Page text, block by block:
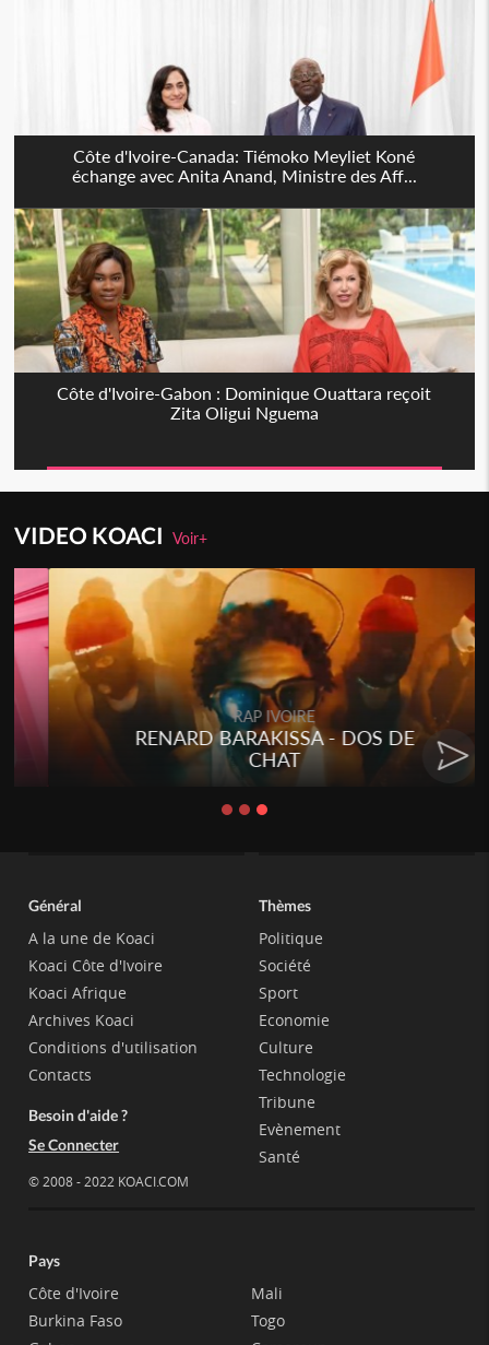
Côte d'Ivoire-Canada: Tiémoko Meyliet Koné
échange avec Anita Anand, Ministre des Aff...
Côte d'Ivoire-Gabon : Dominique Ouattara reçoit
Zita Oligui Nguema
VIDEO KOACIVoir+
RAP IVOIRE
RENARD BARAKISSA - DOS DE
CHAT
Général
A la une de Koaci
Koaci Côte d'Ivoire
Koaci Afrique
Archives Koaci
Conditions d'utilisation
Contacts
Besoin d'aide ?
Se Connecter
© 2008 - 2022 KOACI.COM
Thèmes
Politique
Société
Sport
Economie
Culture
Technologie
Tribune
Evènement
Santé
Pays
Côte d'Ivoire
Burkina Faso
Mali
Togo